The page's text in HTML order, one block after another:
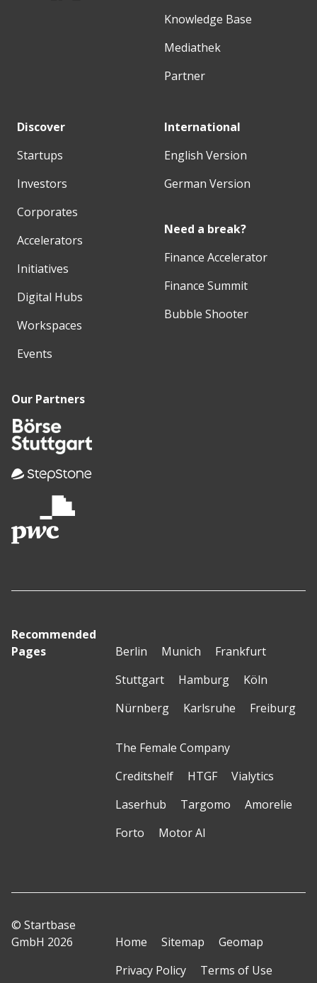
Knowledge Base
Mediathek
Partner
Discover
Startups
Investors
Corporates
Accelerators
Initiatives
Digital Hubs
Workspaces
Events
International
English Version
German Version
Need a break?
Finance Accelerator
Finance Summit
Bubble Shooter
Our Partners
Recommended
Pages
Berlin Munich
Frankfurt
Stuttgart
Hamburg
Köln
Nürnberg
Karlsruhe Freiburg
The Female Company
Creditshelf
HTGF
Vialytics
Laserhub
Targomo
Amorelie
Forto
Motor AI
© Startbase
GmbH 2026
Home Sitemap
Geomap
Privacy Policy
Terms of Use